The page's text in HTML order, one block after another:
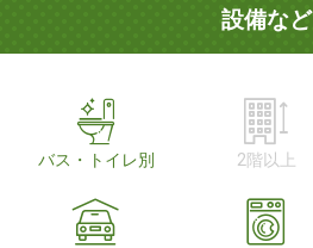
設備など
バス・トイレ別 2階以上